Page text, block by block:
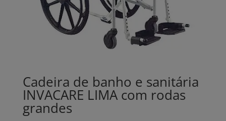
Cadeira de banho e sanitária
INVACARE LIMA com rodas
grandes